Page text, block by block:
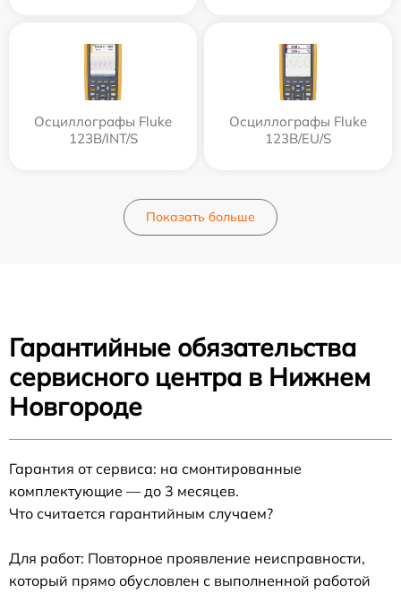
Осциллографы Fluke
123B/INT/S
Осциллографы Fluke
123B/EU/S
Показать больше
Гарантийные обязательства
сервисного центра в Нижнем
Новгороде
Гарантия от сервиса: на смонтированные
комплектующие — до 3 месяцев.
Что считается гарантийным случаем?
Для работ: Повторное проявление неисправности,
который прямо обусловлен с выполненной работой